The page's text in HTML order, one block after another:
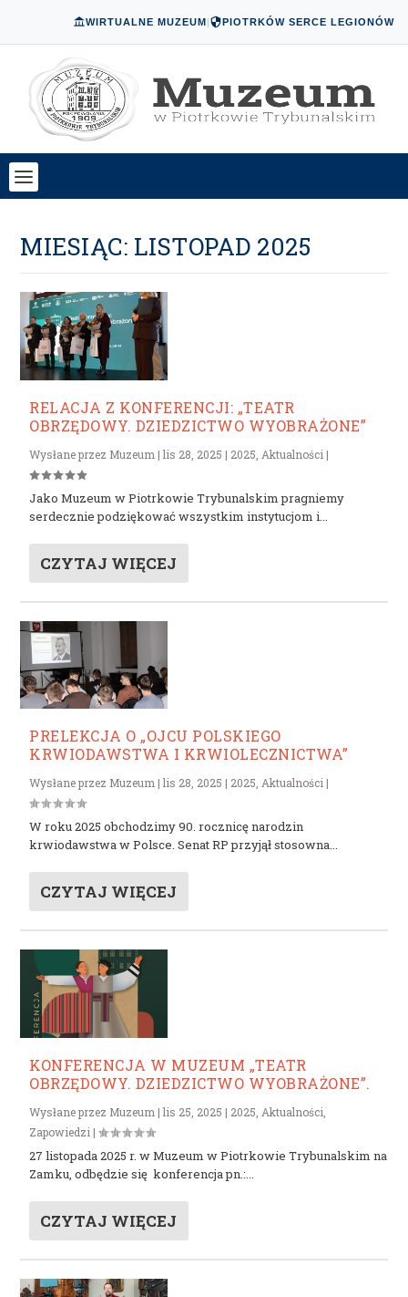
WIRTUALNE MUZEUM| PIOTRKÓW SERCE LEGIONÓW
MIESIĄC: LISTOPAD 2025
RELACJA Z KONFERENCJI: „TEATR
OBRZĘDOWY. DZIEDZICTWO WYOBRAŻONE”
Wysłane przez Muzeum |lis 28, 2025 | 2025 Aktualności |
Jako Muzeum w Piotrkowie Trybunalskim pragniemy
serdecznie podziękować wszystkim instytucjom i...
CZYTAJ WIĘCEJ
PRELEKCJA O „OJCU POLSKIEGO
KRWIODAWSTWA I KRWIOLECZNICTWA”
Wysłane przez Muzeum |lis 28, 2025 | 2025,Aktualności |
W roku 2025 obchodzimy 90. rocznicę narodzin
krwiodawstwa w Polsce. Senat RP przyjął stosowna...
CZYTAJ WIĘCEJ
KONFERENCJA W MUZEUM „TEATR
OBRZĘDOWY. DZIEDZICTWO WYOBRAŻONE”.
Wysłane przez Muzeum |lis 25, 2025 | 2025 Aktualności
Zapowiedzi |
27 listopada 2025 r. w Muzeum w Piotrkowie Trybunalskim na
Zamku, odbędzie się konferencja pn.:...
CZYTAJ WIĘCEJ